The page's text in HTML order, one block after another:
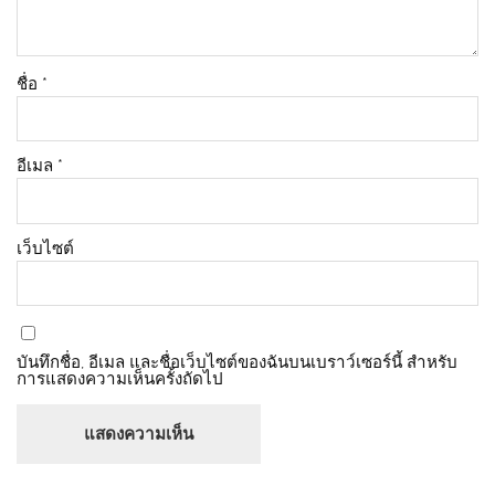
ชื่อ *
อีเมล *
เว็บไซต์
บันทึกชื่อ, อีเมล และชื่อเว็บไซต์ของฉันบนเบราว์เซอร์นี้ สำหรับ
การแสดงความเห็นครั้งถัดไป